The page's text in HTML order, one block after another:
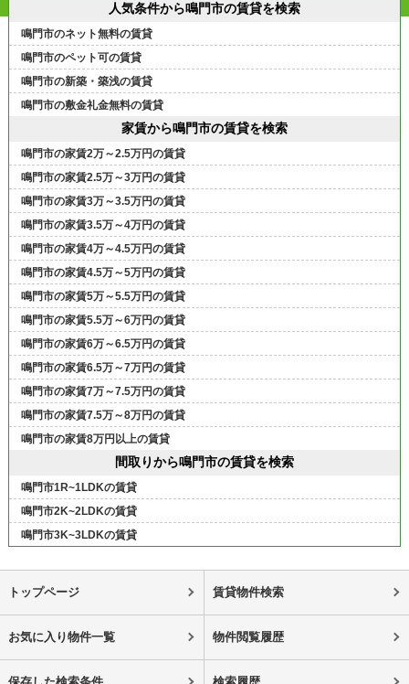
人気条件から鳴門市の賃貸を検索
鳴門市のネット無料の賃貸
鳴門市のペット可の賃貸
鳴門市の新築・築浅の賃貸
鳴門市の敷金礼金無料の賃貸
家賃から鳴門市の賃貸を検索
鳴門市の家賃2万～2.5万円の賃貸
鳴門市の家賃2.5万～3万円の賃貸
鳴門市の家賃3万～3.5万円の賃貸
鳴門市の家賃3.5万～4万円の賃貸
鳴門市の家賃4万～4.5万円の賃貸
鳴門市の家賃4.5万～5万円の賃貸
鳴門市の家賃5万～5.5万円の賃貸
鳴門市の家賃5.5万～6万円の賃貸
鳴門市の家賃6万～6.5万円の賃貸
鳴門市の家賃6.5万～7万円の賃貸
鳴門市の家賃7万～7.5万円の賃貸
鳴門市の家賃7.5万～8万円の賃貸
鳴門市の家賃8万円以上の賃貸
間取りから鳴門市の賃貸を検索
鳴門市1R~1LDKの賃貸
鳴門市2K~2LDKの賃貸
鳴門市3K~3LDKの賃貸
トップページ 賃貸物件検索
お気に入り物件一覧 物件閲覧履歴